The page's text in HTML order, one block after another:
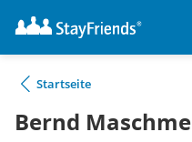
Startseite
Bernd